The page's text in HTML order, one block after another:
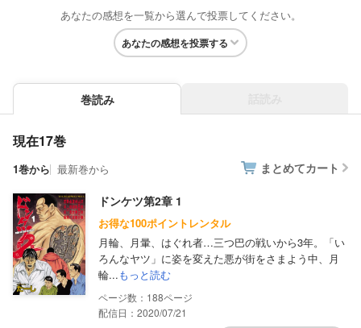
あなたの感想を一覧から選んで投票してください。
あなたの感想を投票する
巻読み
現在17巻
1巻から 最新巻から まとめてカート
ドンケツ第2章 1
お得な100ポイントレンタル
月輪、月暈、はぐれ者…三つ巴の戦いから3年。「い
ろんなヤツ」に姿を変えた悪が街をさまよう中、月
輪...もっと読む
188
配信日：2020/07/21